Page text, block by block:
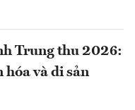
Trung thu 2026:
hóa và di sản